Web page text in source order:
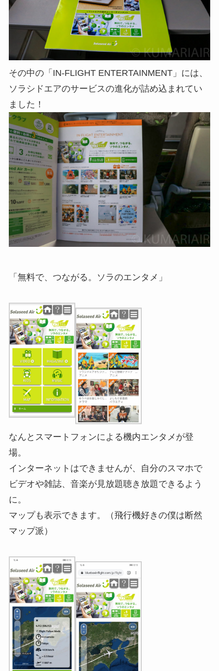
その中の「IN-FLIGHT ENTERTAINMENT」には、
ソラシドエアのサービスの進化が詰め込まれてい
ました！
「無料で、つながる。ソラのエンタメ」
なんとスマートフォンによる機内エンタメが登
場。
インターネットはできませんが、自分のスマホで
ビデオや雑誌、音楽が見放題聴き放題できるよう
に。
マップも表示できます。（飛行機好きの僕は断然
マップ派）